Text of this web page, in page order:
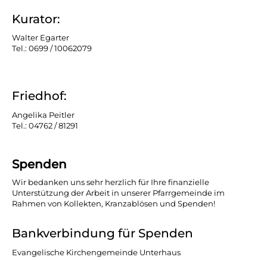
Kurator:
Walter Egarter
Tel.: 0699 / 10062079
Friedhof:
Angelika Peitler
Tel.: 04762 / 81291
Spenden
Wir bedanken uns sehr herzlich für Ihre finanzielle
Unterstützung der Arbeit in unserer Pfarrgemeinde im
Rahmen von Kollekten, Kranzablösen und Spenden!
Bankverbindung für Spenden
Evangelische Kirchengemeinde Unterhaus